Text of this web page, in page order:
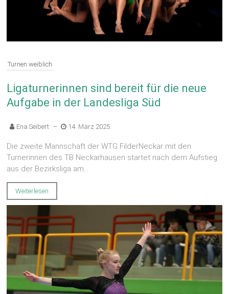
Turnen weiblich
Ligaturnerinnen sind bereit für die neue
Aufgabe in der Landesliga Süd
Ena Seibert – 14. März 2025
Die zweite Mannschaft der WTG FilderNeckar mit den
Turnerinnen des TB Neckarhausen startet nach dem Aufstieg
aus der Bezirksliga am...
Weiterlesen